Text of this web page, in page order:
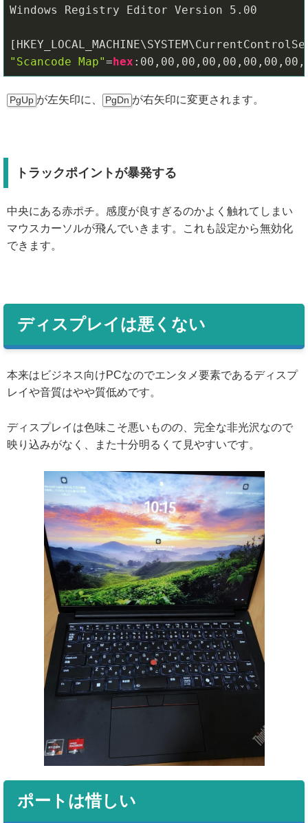
Windows Registry Editor Version 5.00
"Scancode Map"= hex : 00 , 00 , 00 , 00 , 00 , 00 , 00 , 00 ,
PgUp が左矢印に、 PgDn が右矢印に変更されます。
トラックポイントが暴発する
中央にある赤ポチ。感度が良すぎるのかよく触れてしまい
マウスカーソルが飛んでいきます。これも設定から無効化
できます。
ディスプレイは悪くない
本来はビジネス向けPCなのでエンタメ要素であるディスプ
レイや音質はやや質低めです。
ディスプレイは色味こそ悪いものの、完全な非光沢なので
映り込みがなく、また十分明るくて見やすいです。
ポートは惜しい